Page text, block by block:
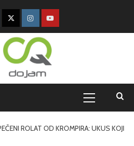
ROLAT OD KROMPIRA: UKUS KOJI